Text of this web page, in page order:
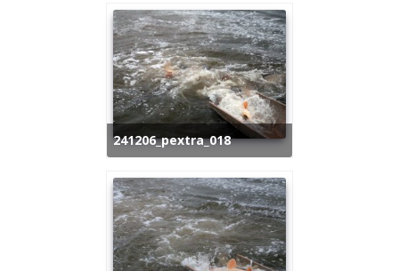
241206_pextra_018